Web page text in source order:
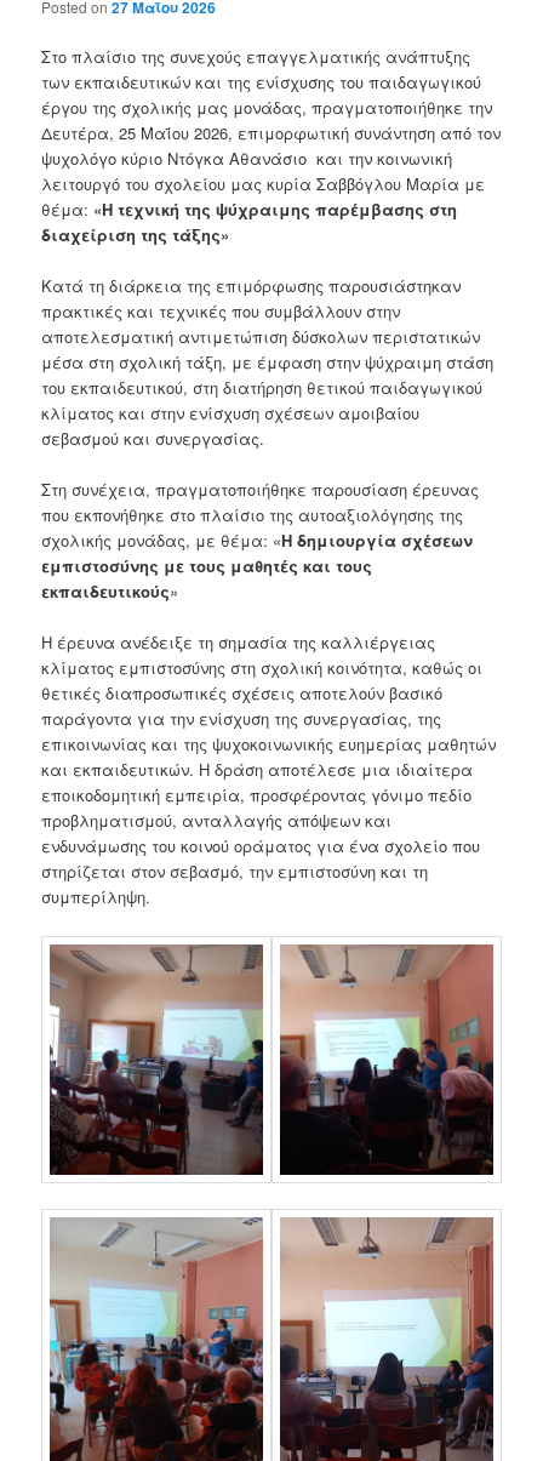
Posted on27 Μαΐου 2026
Στο πλαίσιο της συνεχούς επαγγελματικής ανάπτυξης
των εκπαιδευτικών και της ενίσχυσης του παιδαγωγικού
έργου της σχολικής μας μονάδας, πραγματοποιήθηκε την
Δευτέρα, 25 Μαΐου 2026, επιμορφωτική συνάντηση από τον
ψυχολόγο κύριο Ντόγκα Αθανάσιο και την κοινωνική
λειτουργό του σχολείου μας κυρία Σαββόγλου Μαρία με
θέμα: «Η τεχνική της ψύχραιμης παρέμβασης στη
διαχείριση της τάξης»
Κατά τη διάρκεια της επιμόρφωσης παρουσιάστηκαν
πρακτικές και τεχνικές που συμβάλλουν στην
αποτελεσματική αντιμετώπιση δύσκολων περιστατικών
μέσα στη σχολική τάξη, με έμφαση στην ψύχραιμη στάση
του εκπαιδευτικού, στη διατήρηση θετικού παιδαγωγικού
κλίματος και στην ενίσχυση σχέσεων αμοιβαίου
σεβασμού και συνεργασίας.
Στη συνέχεια, πραγματοποιήθηκε παρουσίαση έρευνας
που εκπονήθηκε στο πλαίσιο της αυτοαξιολόγησης της
σχολικής μονάδας, με θέμα: «Η δημιουργία σχέσεων
εμπιστοσύνης με τους μαθητές και τους
εκπαιδευτικούς»
Η έρευνα ανέδειξε τη σημασία της καλλιέργειας
κλίματος εμπιστοσύνης στη σχολική κοινότητα, καθώς οι
θετικές διαπροσωπικές σχέσεις αποτελούν βασικό
παράγοντα για την ενίσχυση της συνεργασίας, της
επικοινωνίας και της ψυχοκοινωνικής ευημερίας μαθητών
και εκπαιδευτικών. Η δράση αποτέλεσε μια ιδιαίτερα
εποικοδομητική εμπειρία, προσφέροντας γόνιμο πεδίο
προβληματισμού, ανταλλαγής απόψεων και
ενδυνάμωσης του κοινού οράματος για ένα σχολείο που
στηρίζεται στον σεβασμό, την εμπιστοσύνη και τη
συμπερίληψη.